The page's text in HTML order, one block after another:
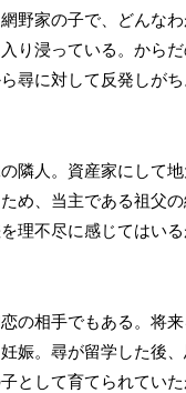
野家の子で、どんな
り浸っている。から
尋に対して反発しがち
隣人。資産家にして
め、当主である祖父
理不尽に感じてはい
の相手でもある。将
娠。尋が留学した後
として育てられてい